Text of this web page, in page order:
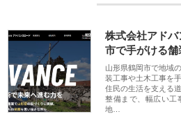
株式会社アド
市で手がける
山形県鶴岡市で地域
装工事や土木工事を
住民の生活を支える
整備まで、幅広い工
地…